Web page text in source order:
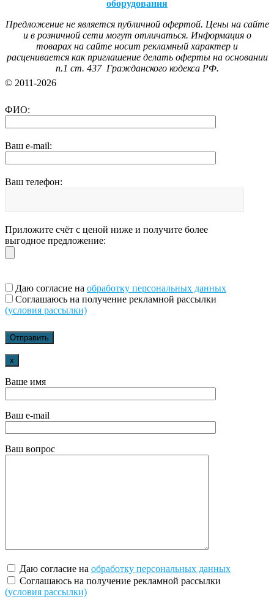
оборудования
Предложение не является публичной офертой. Цены на сайте
и в розничной сети могут отличаться. Информация о
товарах на сайте носит рекламный характер и
расценивается как приглашение делать оферты на основании
п.1 ст. 437 Гражданского кодекса РФ.
© 2011-2026
ФИО:
Ваш e-mail:
Ваш телефон:
Приложите счёт с ценой ниже и получите более
выгодное предложение:
Даю согласие на обработку персональных данных
Соглашаюсь на получение рекламной рассылки
(условия рассылки)
x
Ваше имя
Ваш e-mail
Ваш вопрос
Даю согласие на обработку персональных данных
Соглашаюсь на получение рекламной рассылки
(условия рассылки)